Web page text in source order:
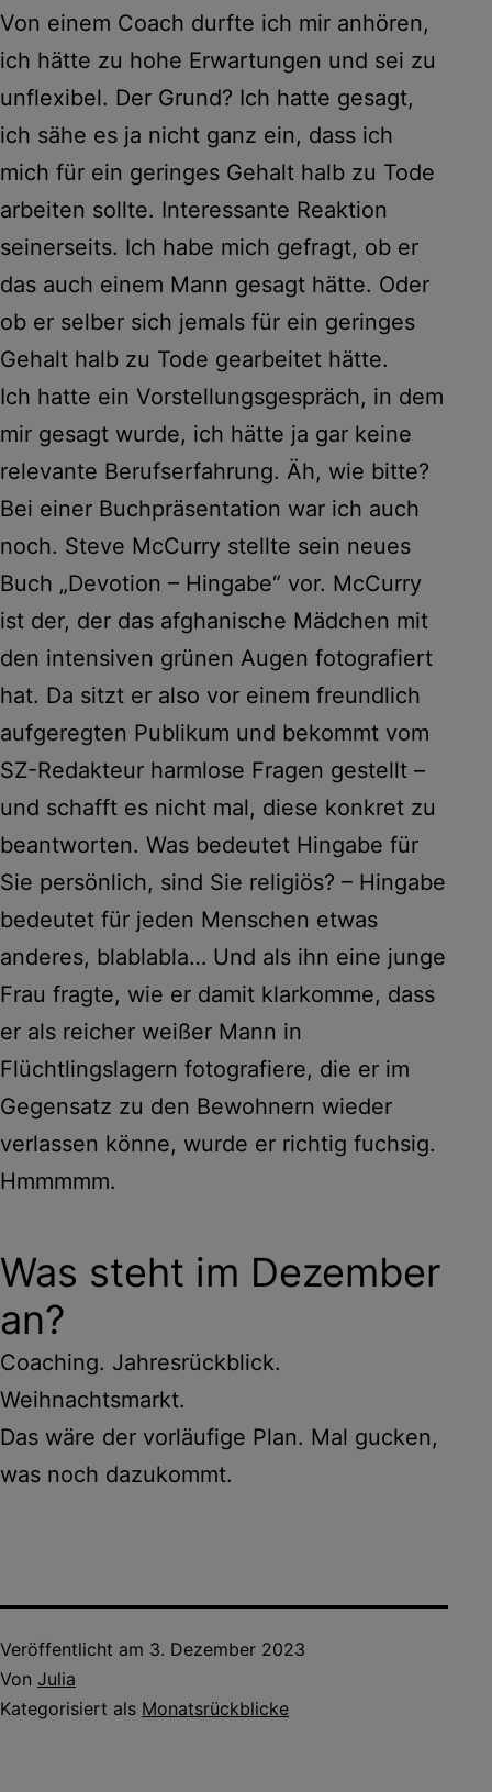
Von einem Coach durfte ich mir anhören,
ich hätte zu hohe Erwartungen und sei zu
unflexibel. Der Grund? Ich hatte gesagt,
ich sähe es ja nicht ganz ein, dass ich
mich für ein geringes Gehalt halb zu Tode
arbeiten sollte. Interessante Reaktion
seinerseits. Ich habe mich gefragt, ob er
das auch einem Mann gesagt hätte. Oder
ob er selber sich jemals für ein geringes
Gehalt halb zu Tode gearbeitet hätte.
Ich hatte ein Vorstellungsgespräch, in dem
mir gesagt wurde, ich hätte ja gar keine
relevante Berufserfahrung. Äh, wie bitte?
Bei einer Buchpräsentation war ich auch
noch. Steve McCurry stellte sein neues
Buch „Devotion – Hingabe“ vor. McCurry
ist der, der das afghanische Mädchen mit
den intensiven grünen Augen fotografiert
hat. Da sitzt er also vor einem freundlich
aufgeregten Publikum und bekommt vom
SZ-Redakteur harmlose Fragen gestellt –
und schafft es nicht mal, diese konkret zu
beantworten. Was bedeutet Hingabe für
Sie persönlich, sind Sie religiös? – Hingabe
bedeutet für jeden Menschen etwas
anderes, blablabla… Und als ihn eine junge
Frau fragte, wie er damit klarkomme, dass
er als reicher weißer Mann in
Flüchtlingslagern fotografiere, die er im
Gegensatz zu den Bewohnern wieder
verlassen könne, wurde er richtig fuchsig.
Hmmmmm.
Was steht im Dezember
an?
Coaching. Jahresrückblick.
Weihnachtsmarkt.
Das wäre der vorläufige Plan. Mal gucken,
was noch dazukommt.
Veröffentlicht am 3. Dezember 2023
Von Julia
Kategorisiert als Monatsrückblicke